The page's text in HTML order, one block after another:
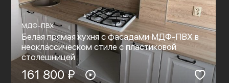
МДФ-ПВХ
Белая прямая кухня с фасадами МДФ-ПВХ в
неоклассическом стиле с пластиковой
столешницей
161 800 ₽